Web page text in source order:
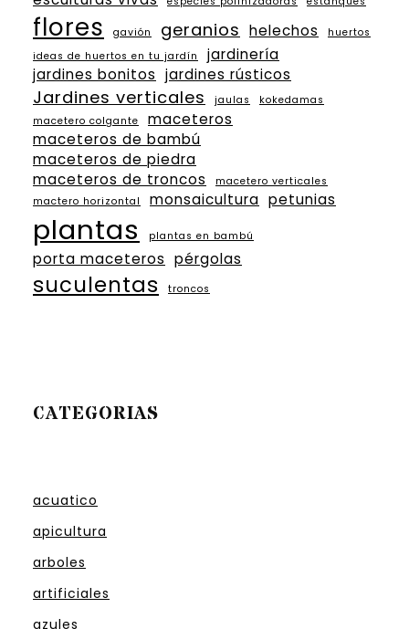
flores gavión geranios helechos
huertos
ideas de huertos en tu jardín
jardinería
jardines bonitos jardines rústicos
Jardines verticales jaulas
kokedamas
macetero colgante
maceteros
maceteros de bambú
maceteros de piedra
maceteros de troncos
macetero verticales
mactero horizontal
monsaicultura petunias
plantas plantas en bambú
porta maceteros pérgolas
suculentas troncos
CATEGORIAS
acuatico
apicultura
arboles
artificiales
azules